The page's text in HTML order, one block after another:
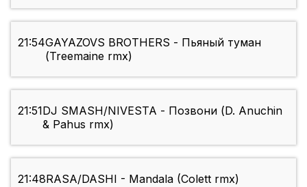
21:54GAYAZOVS BROTHERS - Пьяный туман
(Treemaine rmx)
21:51DJ SMASH/NIVESTA - Позвони (D. Anuchin
& Pahus rmx)
21:48RASA/DASHI - Mandala (Colett rmx)